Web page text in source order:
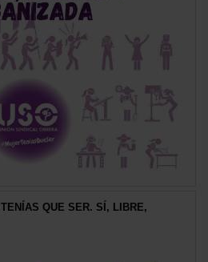
QUE SER. SÍ, LIBRE,